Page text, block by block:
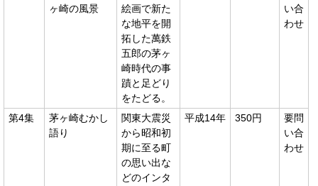
ヶ崎の風景
絵画で新た
な地平を開
拓した萬鉄
五郎の茅ヶ
崎時代の事
蹟と足どり
をたどる。
い合
わせ
第4集
茅ヶ崎むかし
語り
関東大震災
から昭和初
期に至る町
の思い出な
どのインタ
平成14年 350円
要問
い合
わせ